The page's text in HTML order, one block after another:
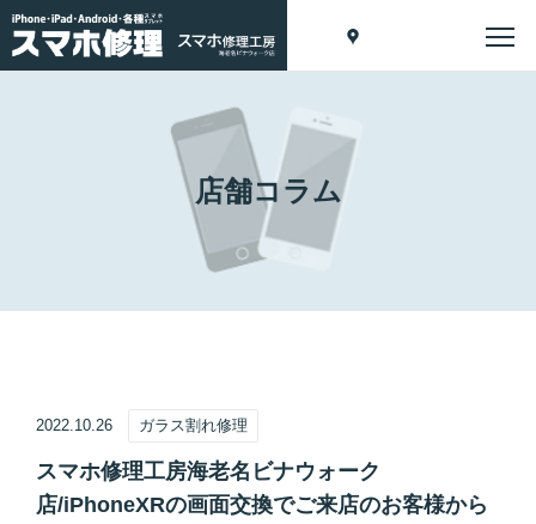
店舗コラム
2022.10.26 ガラス割れ修理
スマホ修理工房海老名ビナウォーク
店/iPhoneXRの画面交換でご来店のお客様から